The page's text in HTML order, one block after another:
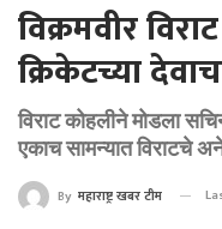
विक्रमवीर
क्रिकेटच्या
विराट कोहलीने मोडला
एकाच सामन्यात विराटचे
By महाराष्ट्र खबर टीम